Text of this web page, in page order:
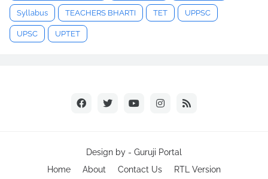
Syllabus TEACHERS BHARTI TET UPPSC
UPSC UPTET
Design by - Guruji Portal
Home
About Contact Us RTL Version